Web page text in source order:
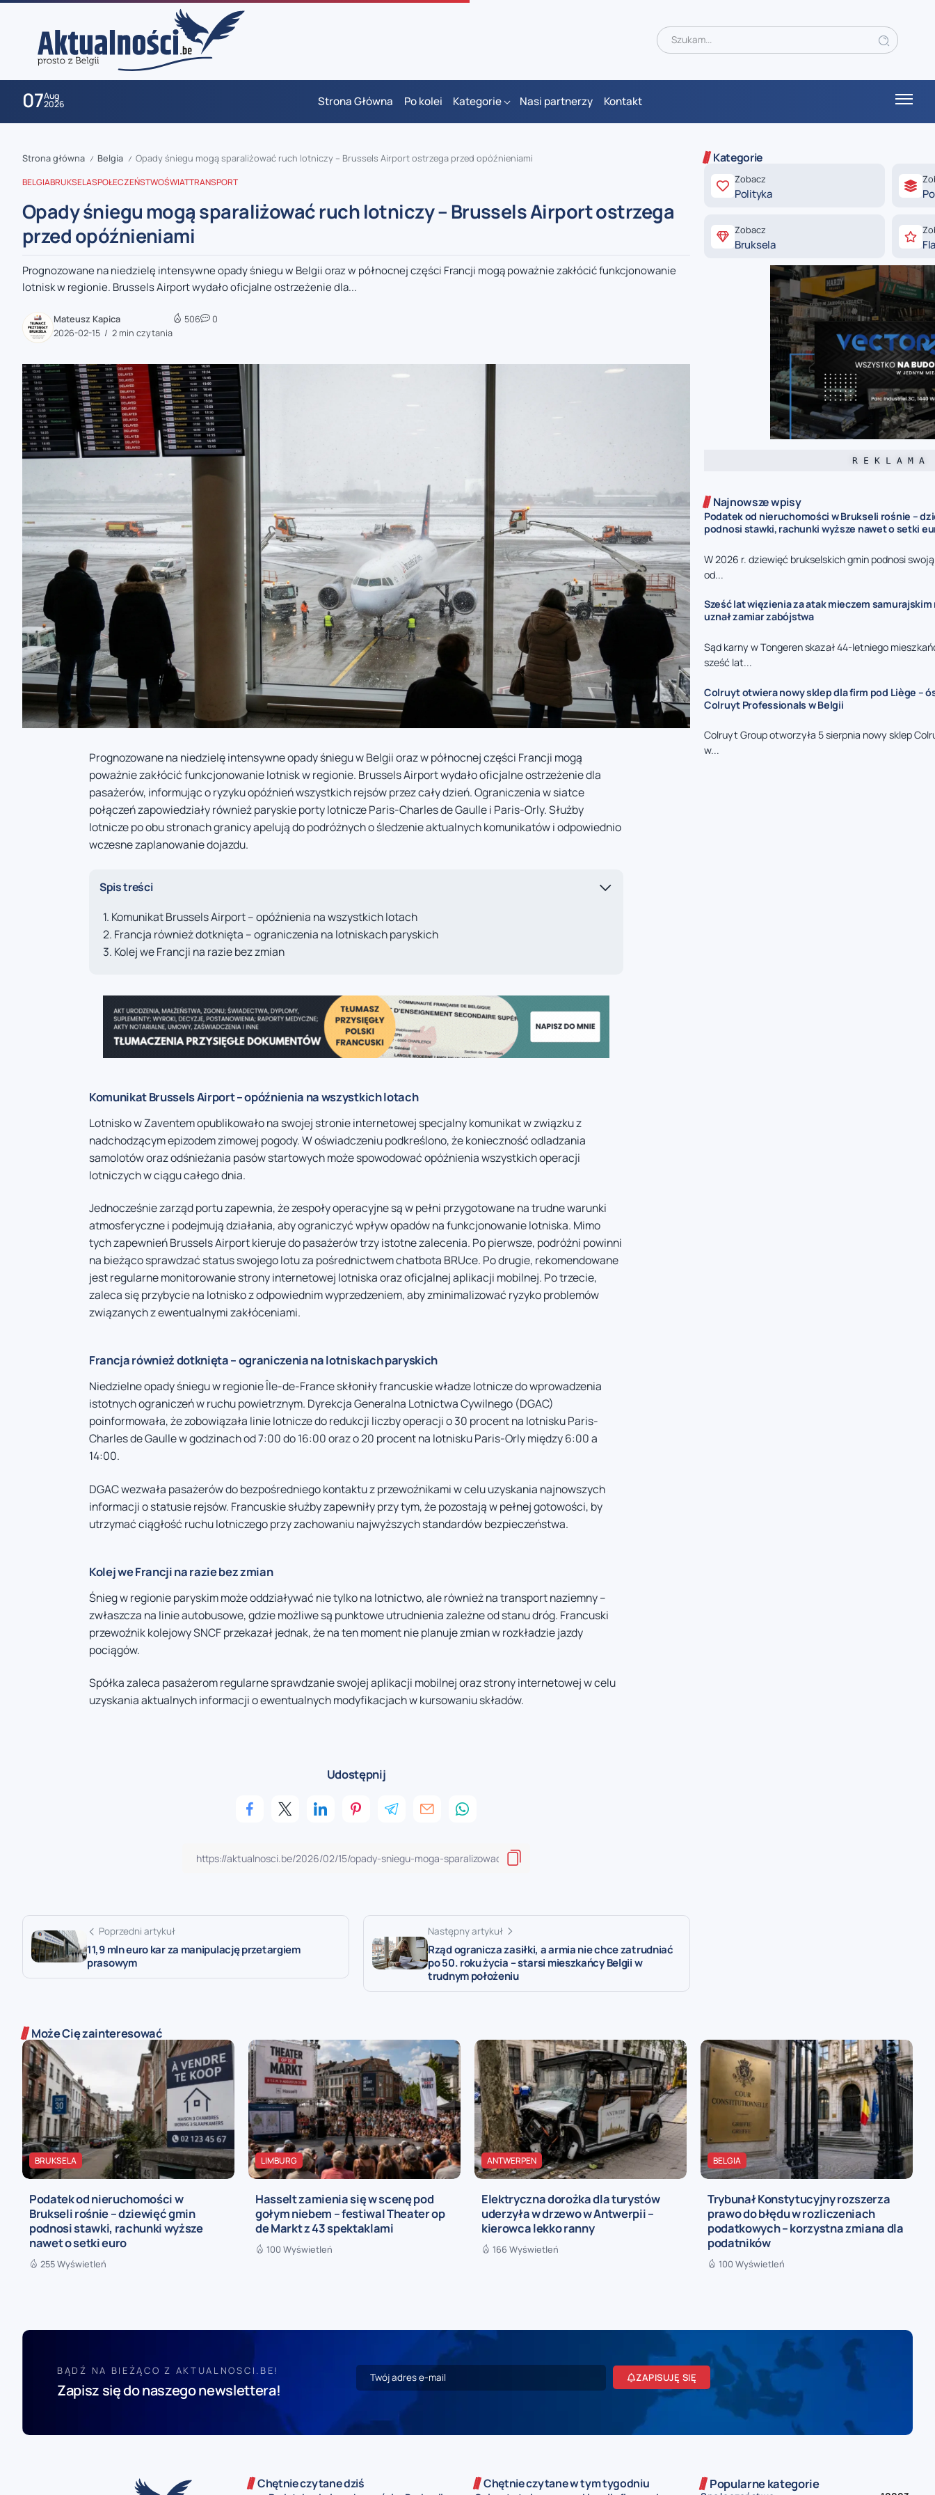
07Aug
2026 Strona Główna Po kolei Kategorie Nasi partnerzy Kontakt
zaobserwuj nas
zaobserwuj nas
zaobserwuj nas
zaobserwuj nas
zaobserwuj nas
Strona główna / Belgia / Opady śniegu mogą sparaliżować ruch lotniczy – Brussels Airport ostrzega przed opóźnieniami
BELGIABRUKSELASPOŁECZEŃSTWOŚWIATTRANSPORT
Opady śniegu mogą sparaliżować ruch lotniczy – Brussels Airport ostrzega
przed opóźnieniami
Prognozowane na niedzielę intensywne opady śniegu w Belgii oraz w północnej części Francji mogą poważnie zakłócić funkcjonowanie
lotnisk w regionie. Brussels Airport wydało oficjalne ostrzeżenie dla...
Mateusz Kapica
2026-02-15
2 min czytania
506 0
Prognozowane na niedzielę intensywne opady śniegu w Belgii oraz w północnej części Francji mogą
poważnie zakłócić funkcjonowanie lotnisk w regionie. Brussels Airport wydało oficjalne ostrzeżenie dla
pasażerów, informując o ryzyku opóźnień wszystkich rejsów przez cały dzień. Ograniczenia w siatce
połączeń zapowiedziały również paryskie porty lotnicze Paris-Charles de Gaulle i Paris-Orly. Służby
lotnicze po obu stronach granicy apelują do podróżnych o śledzenie aktualnych komunikatów i odpowiednio
wczesne zaplanowanie dojazdu.
Spis treści
Komunikat Brussels Airport – opóźnienia na wszystkich lotach
Francja również dotknięta – ograniczenia na lotniskach paryskich
Kolej we Francji na razie bez zmian
Komunikat Brussels Airport – opóźnienia na wszystkich lotach
Lotnisko w Zaventem opublikowało na swojej stronie internetowej specjalny komunikat w związku z
nadchodzącym epizodem zimowej pogody. W oświadczeniu podkreślono, że konieczność odladzania
samolotów oraz odśnieżania pasów startowych może spowodować opóźnienia wszystkich operacji
lotniczych w ciągu całego dnia.
Jednocześnie zarząd portu zapewnia, że zespoły operacyjne są w pełni przygotowane na trudne warunki
atmosferyczne i podejmują działania, aby ograniczyć wpływ opadów na funkcjonowanie lotniska. Mimo
tych zapewnień Brussels Airport kieruje do pasażerów trzy istotne zalecenia. Po pierwsze, podróżni powinni
na bieżąco sprawdzać status swojego lotu za pośrednictwem chatbota BRUce. Po drugie, rekomendowane
jest regularne monitorowanie strony internetowej lotniska oraz oficjalnej aplikacji mobilnej. Po trzecie,
zaleca się przybycie na lotnisko z odpowiednim wyprzedzeniem, aby zminimalizować ryzyko problemów
związanych z ewentualnymi zakłóceniami.
Francja również dotknięta – ograniczenia na lotniskach paryskich
Niedzielne opady śniegu w regionie Île-de-France skłoniły francuskie władze lotnicze do wprowadzenia
istotnych ograniczeń w ruchu powietrznym. Dyrekcja Generalna Lotnictwa Cywilnego (DGAC)
poinformowała, że zobowiązała linie lotnicze do redukcji liczby operacji o 30 procent na lotnisku Paris-
Charles de Gaulle w godzinach od 7:00 do 16:00 oraz o 20 procent na lotnisku Paris-Orly między 6:00 a
14:00.
DGAC wezwała pasażerów do bezpośredniego kontaktu z przewoźnikami w celu uzyskania najnowszych
informacji o statusie rejsów. Francuskie służby zapewniły przy tym, że pozostają w pełnej gotowości, by
utrzymać ciągłość ruchu lotniczego przy zachowaniu najwyższych standardów bezpieczeństwa.
Kolej we Francji na razie bez zmian
Śnieg w regionie paryskim może oddziaływać nie tylko na lotnictwo, ale również na transport naziemny –
zwłaszcza na linie autobusowe, gdzie możliwe są punktowe utrudnienia zależne od stanu dróg. Francuski
przewoźnik kolejowy SNCF przekazał jednak, że na ten moment nie planuje zmian w rozkładzie jazdy
pociągów.
Spółka zaleca pasażerom regularne sprawdzanie swojej aplikacji mobilnej oraz strony internetowej w celu
uzyskania aktualnych informacji o ewentualnych modyfikacjach w kursowaniu składów.
Udostępnij
Poprzedni artykuł
11,9 mln euro kar za manipulację przetargiem
prasowym
Następny artykuł
Rząd ogranicza zasiłki, a armia nie chce zatrudniać
po 50. roku życia – starsi mieszkańcy Belgii w
trudnym położeniu
Kategorie
Zobacz
Polityka
Zobacz
Bruksela
R E K L A M A
Najnowsze wpisy
Podatek od nieruchomości w Brukseli rośnie –
podnosi stawki, rachunki wyższe nawet o setki
W 2026 r. dziewięć brukselskich gmin podnosi
od...
Sześć lat więzienia za atak mieczem samurajskim
uznał zamiar zabójstwa
Sąd karny w Tongeren skazał 44-letniego
sześć lat...
Colruyt otwiera nowy sklep dla firm pod Liège –
Colruyt Professionals w Belgii
Colruyt Group otworzyła 5 sierpnia nowy sklep
w...
Może Cię zainteresować
BRUKSELA
Podatek od nieruchomości w
Brukseli rośnie – dziewięć gmin
podnosi stawki, rachunki wyższe
nawet o setki euro
255 Wyświetleń
LIMBURG
Hasselt zamienia się w scenę pod
gołym niebem – festiwal Theater op
de Markt z 43 spektaklami
100 Wyświetleń
ANTWERPEN
Elektryczna dorożka dla turystów
uderzyła w drzewo w Antwerpii –
kierowca lekko ranny
166 Wyświetleń
BELGIA
Trybunał Konstytucyjny rozszerza
prawo do błędu w rozliczeniach
podatkowych – korzystna zmiana dla
podatników
100 Wyświetleń
BĄDŹ NA BIEŻĄCO Z AKTUALNOSCI.BE!
Zapisz się do naszego newslettera!
ZAPISUJĘ SIĘ
Chętnie czytane dziś Chętnie czytane w tym tygodniu Popularne kategorie